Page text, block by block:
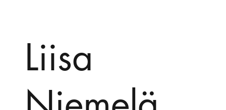
Liisa